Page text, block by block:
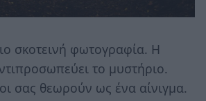
σκοτεινή φωτογραφία. Η
το μυστήριο.
σας θεωρούν ως ένα αίνιγμα.